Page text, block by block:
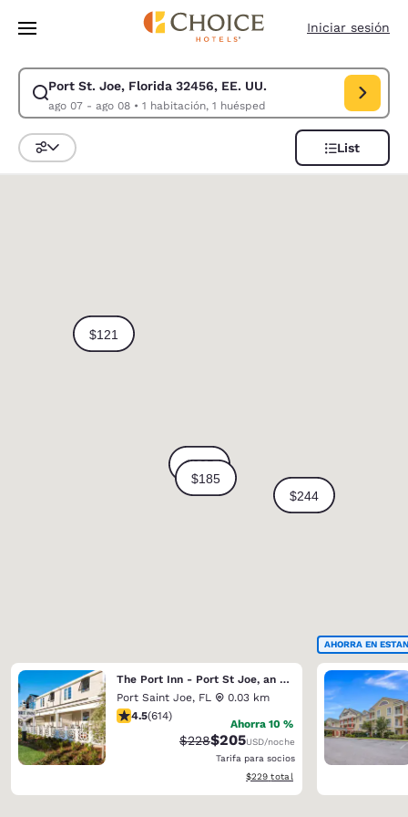
Pasar A Contenido Principal
Iniciar sesión
Port St. Joe, Florida 32456, EE. UU.
ago 07 - ago 08• 1 habitación, 1 huésped
Modificar la búsqueda de Port St. Joe, Florida 32456, EE. UU.. Fecha
Ordenar y filtrar
List
The Port Inn - Port St Joe, an Ascend Collection Hotel
Port Saint Joe, FL
0.03 km
calificación de 4.51 estrellas. Excelente. 614 reseñas
4.5(614)
Ahorra 10 %
Precio tachado:
$228Precio con descuento:
$205USD/noche
Tarifa para socios
Ver detalles del total estimado
$229 total
AHORRA EN